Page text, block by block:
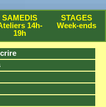
SAMEDIS
14h-
19h
STAGES
Week-ends